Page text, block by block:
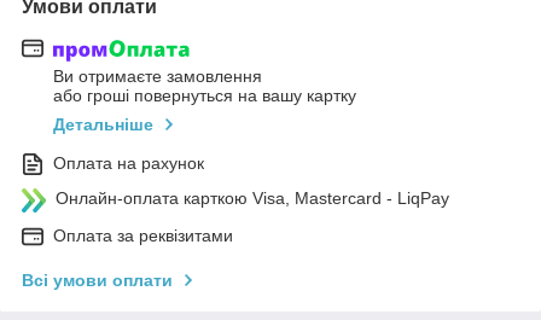
Умови оплати
Ви отримаєте замовлення
або гроші повернуться на вашу картку
Детальніше
Оплата на рахунок
Онлайн-оплата карткою Visa, Mastercard - LiqPay
Оплата за реквізитами
Всі умови оплати